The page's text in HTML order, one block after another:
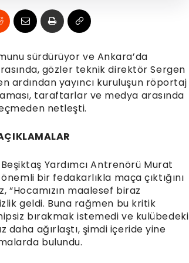
sürdürüyor ve Ankara’da
gözler teknik direktör Sergen
ardından yayıncı kuruluşun röportaj
taraftarlar ve medya arasında
netleşti.
Yardımcı Antrenörü Murat
bir fedakarlıkla maça çıktığını
“Hocamızın maalesef biraz
geldi. Buna rağmen bu kritik
bırakmak istemedi ve kulübedeki
daha ağırlaştı, şimdi içeride yine
bulundu.